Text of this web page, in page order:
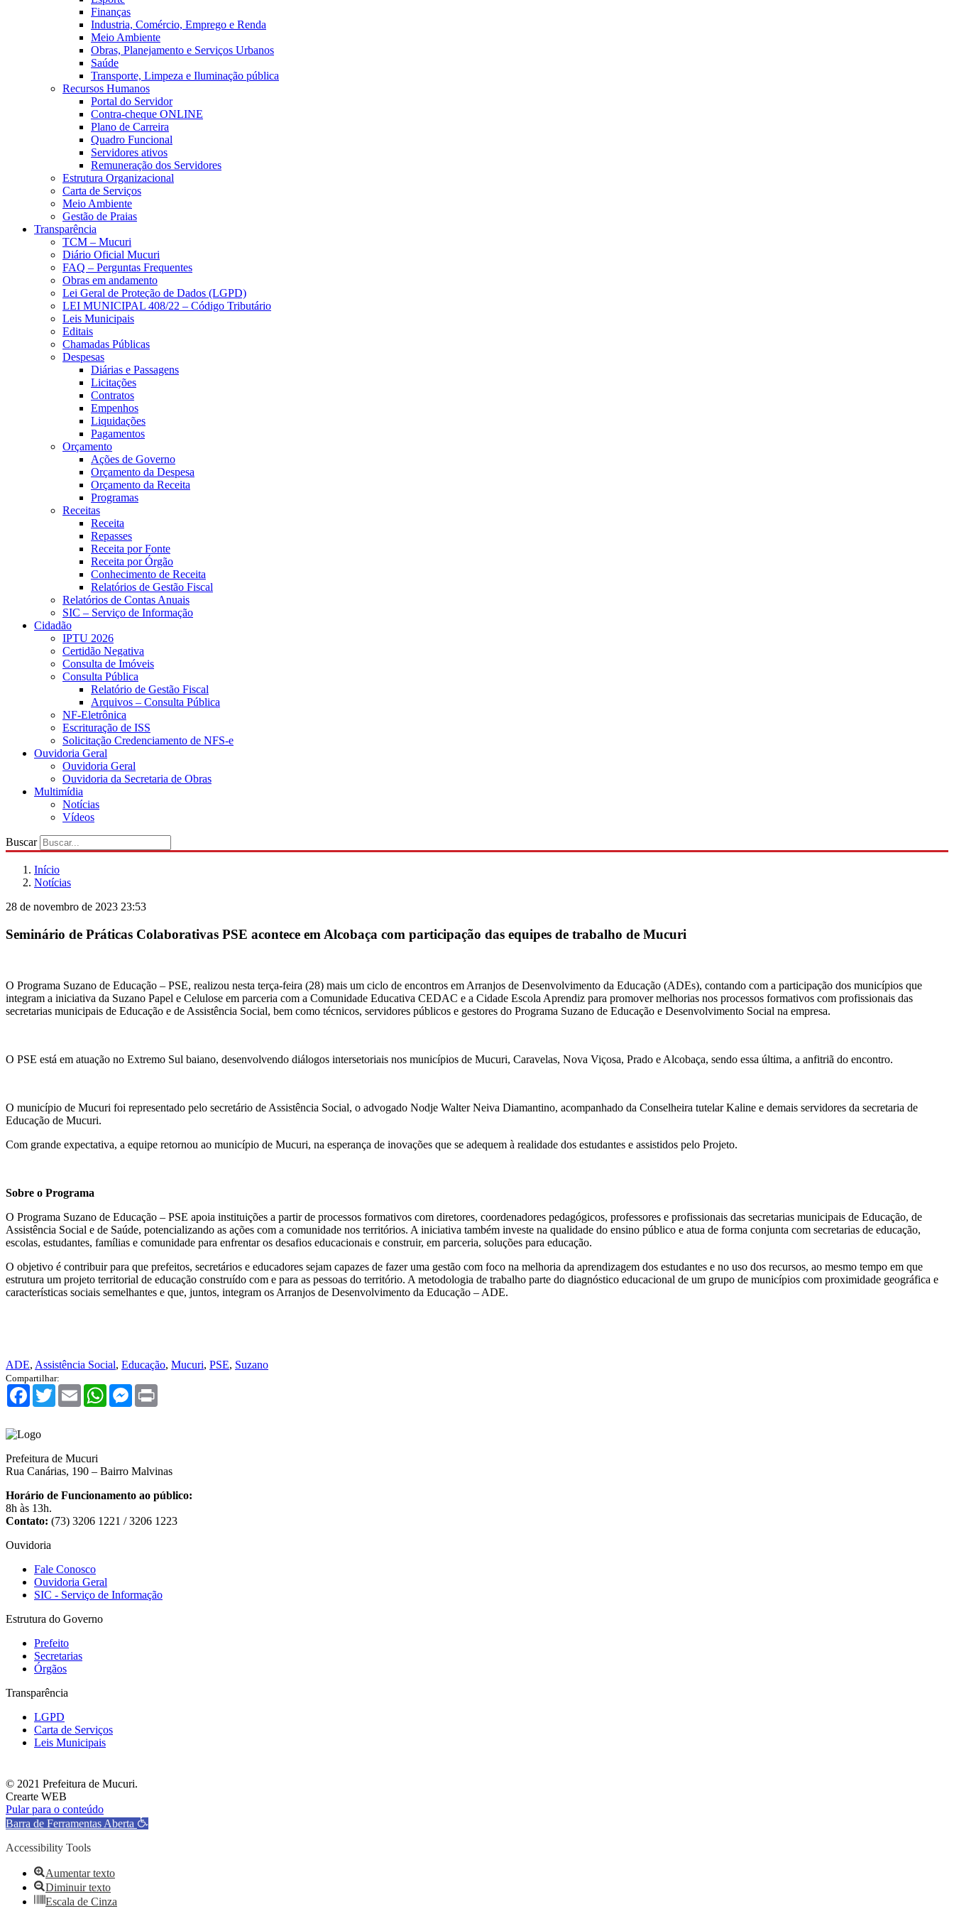
Finanças
Industria, Comércio, Emprego e Renda
Meio Ambiente
Obras, Planejamento e Serviços Urbanos
Saúde
Transporte, Limpeza e Iluminação pública
Recursos Humanos
Portal do Servidor
Contra-cheque ONLINE
Plano de Carreira
Quadro Funcional
Servidores ativos
Remuneração dos Servidores
Estrutura Organizacional
Carta de Serviços
Meio Ambiente
Gestão de Praias
Transparência
TCM – Mucuri
Diário Oficial Mucuri
FAQ – Perguntas Frequentes
Obras em andamento
Lei Geral de Proteção de Dados (LGPD)
LEI MUNICIPAL 408/22 – Código Tributário
Leis Municipais
Editais
Chamadas Públicas
Despesas
Diárias e Passagens
Licitações
Contratos
Empenhos
Liquidações
Pagamentos
Orçamento
Ações de Governo
Orçamento da Despesa
Orçamento da Receita
Programas
Receitas
Receita
Repasses
Receita por Fonte
Receita por Órgão
Conhecimento de Receita
Relatórios de Gestão Fiscal
Relatórios de Contas Anuais
SIC – Serviço de Informação
Cidadão
IPTU 2026
Certidão Negativa
Consulta de Imóveis
Consulta Pública
Relatório de Gestão Fiscal
Arquivos – Consulta Pública
NF-Eletrônica
Escrituração de ISS
Solicitação Credenciamento de NFS-e
Ouvidoria Geral
Ouvidoria Geral
Ouvidoria da Secretaria de Obras
Multimídia
Notícias
Vídeos
Buscar
Início
Notícias
28 de novembro de 2023 23:53
Seminário de Práticas Colaborativas PSE acontece em Alcobaça com participação das equipes de trabalho de Mucuri
O Programa Suzano de Educação – PSE, realizou nesta terça-feira (28) mais um ciclo de encontros em Arranjos de Desenvolvimento da Educação (ADEs), contando com a participação dos municípios que
integram a iniciativa da Suzano Papel e Celulose em parceria com a Comunidade Educativa CEDAC e a Cidade Escola Aprendiz para promover melhorias nos processos formativos com profissionais das
secretarias municipais de Educação e de Assistência Social, bem como técnicos, servidores públicos e gestores do Programa Suzano de Educação e Desenvolvimento Social na empresa.
O PSE está em atuação no Extremo Sul baiano, desenvolvendo diálogos intersetoriais nos municípios de Mucuri, Caravelas, Nova Viçosa, Prado e Alcobaça, sendo essa última, a anfitriã do encontro.
O município de Mucuri foi representado pelo secretário de Assistência Social, o advogado Nodje Walter Neiva Diamantino, acompanhado da Conselheira tutelar Kaline e demais servidores da secretaria de
Educação de Mucuri.
Com grande expectativa, a equipe retornou ao município de Mucuri, na esperança de inovações que se adequem à realidade dos estudantes e assistidos pelo Projeto.
Sobre o Programa
O Programa Suzano de Educação – PSE apoia instituições a partir de processos formativos com diretores, coordenadores pedagógicos, professores e profissionais das secretarias municipais de Educação, de
Assistência Social e de Saúde, potencializando as ações com a comunidade nos territórios. A iniciativa também investe na qualidade do ensino público e atua de forma conjunta com secretarias de educação,
escolas, estudantes, famílias e comunidade para enfrentar os desafios educacionais e construir, em parceria, soluções para educação.
O objetivo é contribuir para que prefeitos, secretários e educadores sejam capazes de fazer uma gestão com foco na melhoria da aprendizagem dos estudantes e no uso dos recursos, ao mesmo tempo em que
estrutura um projeto territorial de educação construído com e para as pessoas do território. A metodologia de trabalho parte do diagnóstico educacional de um grupo de municípios com proximidade geográfica e
características sociais semelhantes e que, juntos, integram os Arranjos de Desenvolvimento da Educação – ADE.
ADE, Assistência Social, Educação, Mucuri, PSE, Suzano
Compartilhar:
Facebook
TwitterEmail WhatsAppMessenger
Prefeitura de Mucuri
Rua Canárias, 190 – Bairro Malvinas
Horário de Funcionamento ao público:
8h às 13h.
Contato: (73) 3206 1221 / 3206 1223
Ouvidoria
Fale Conosco
Ouvidoria Geral
SIC - Serviço de Informação
Estrutura do Governo
Prefeito
Secretarias
Órgãos
Transparência
LGPD
Carta de Serviços
Leis Municipais
© 2021 Prefeitura de Mucuri.
Crearte WEB
Pular para o conteúdo
Barra de Ferramentas Aberta
Accessibility Tools
Aumentar texto
Diminuir texto
Escala de Cinza